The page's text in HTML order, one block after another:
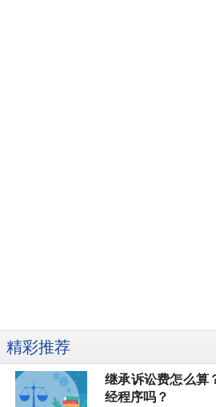
精彩推荐
继承诉讼费怎么算
经程序吗？